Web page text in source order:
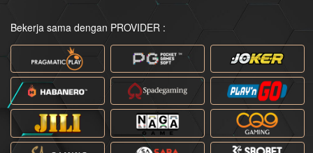
Bekerja sama dengan PROVIDER :